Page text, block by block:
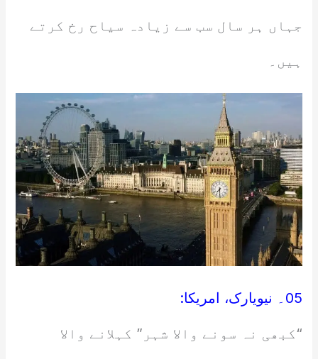
جہاں ہر سال سب سے زیادہ سیاح رخ کرتے
ہیں۔
05۔ نیویارک، امریکا:
“کبھی نہ سونے والا شہر” کہلانے والا